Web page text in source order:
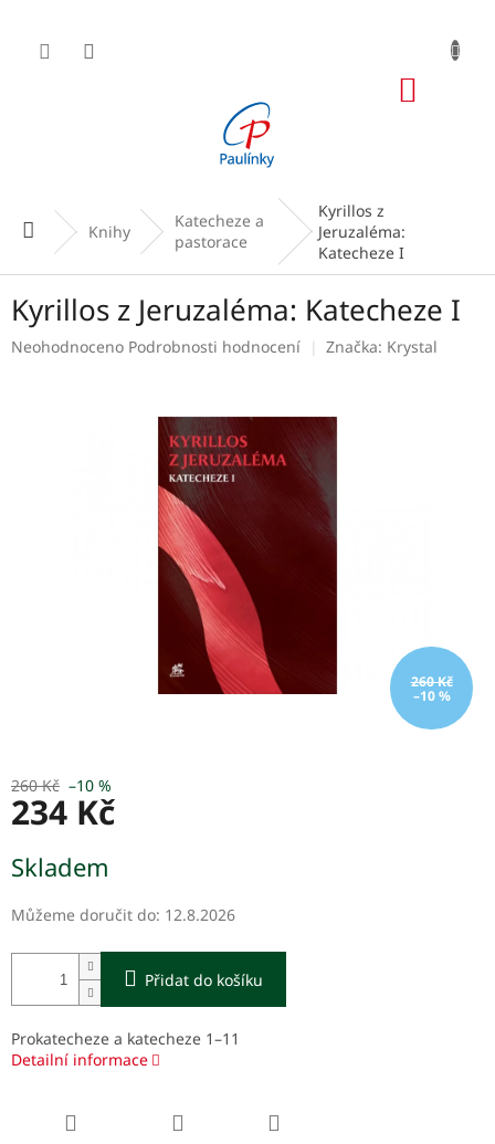
obsah
Domů Knihy
Katecheze a
pastorace
Kyrillos z
Jeruzaléma:
Katecheze I
Kyrillos z Jeruzaléma: Katecheze I
Průměrné
Neohodnoceno Podrobnosti hodnocení Značka: Krystal
260 Kč
–10 %
260 Kč –10 %
234 Kč
cena:
Skladem
Můžeme doručit do: 12.8.2026
Přidat do košíku
Prokatecheze a katecheze 1–11
Detailní informace